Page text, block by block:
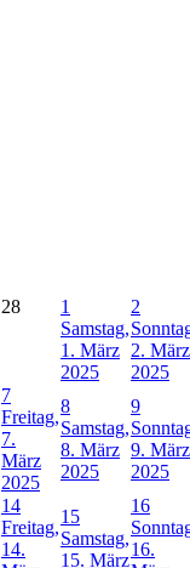
28
1
Samstag,
1. März
2025
2
2. März
2025
7
Freitag,
7.
März
2025
8
Samstag,
8. März
2025
9
9. März
2025
14
Freitag,
14.
15
Samstag,
15. März
16
16.